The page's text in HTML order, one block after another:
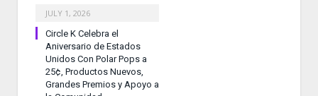
JULY 1, 2026
Circle K Celebra el
Aniversario de Estados
Unidos Con Polar Pops a
25¢, Productos Nuevos,
Grandes Premios y Apoyo a